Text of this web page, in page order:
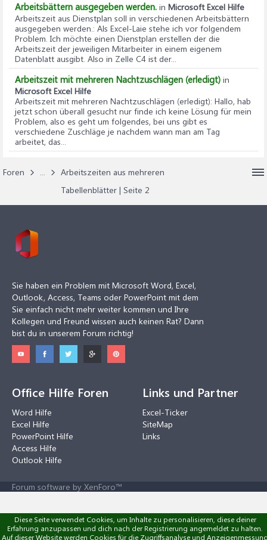
Arbeitsbättern ausgegeben werden. in Microsoft Excel Hilfe
Arbeitszeit aus Dienstplan soll in verschiedenen Arbeitsbättern
ausgegeben werden.: Als Excel-Laie stehe ich vor folgendem
Problem. Ich möchte einen Dienstplan erstellen der die
Arbeitszeit der jeweiligen Mitarbeiter in einem eigenem
Datenblatt ausgibt. Also in Zelle C4 ist der...
Arbeitszeit mit mehreren Nachtzuschlägen (erledigt) in
Microsoft Excel Hilfe
Arbeitszeit mit mehreren Nachtzuschlägen (erledigt): Hallo, hab
jetzt schon überall gesucht nur finde ich keine Lösung für mein
Problem, also es geht um folgendes, bei uns gibt es
verschiedene Zuschläge je nachdem wann man am Tag
arbeitet, das...
Foren ...
Arbeitszeiten aus mehreren
Tabellenblätter | Seite 2
Sie haben ein Problem mit Microsoft Word, Excel,
Outlook, Access, Teams oder PowerPoint mit dem
Sie einfach nicht mehr weiter kommen und Ihre
Kollegen und Freund wissen auch keinen Rat? Dann
bist du in unserem Forum richtig!
Office Hilfe Foren
Word Hilfe
Excel Hilfe
PowerPoint Hilfe
Access Hilfe
Outlook Hilfe
Links und Partner
Excel-Ticker
SiteMap
Links
Forum software by XenForo™
Diese Seite verwendet Cookies, um Inhalte zu personalisieren, diese deiner
Erfahrung anzupassen und dich nach der Registrierung angemeldet zu halten.
Auf dieser Website werden Cookies für die Zugriffsanalyse und